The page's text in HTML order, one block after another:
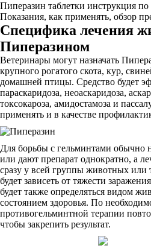
Пиперазин таблетки инструкция
Показания, как применять, обзор
Специфика лечения
Пиперазином
Ветеринары могут назначать
крупного рогатого скота, кур,
домашней птицы. Средство будет
параскаридоза, неоаскаридоза,
токсокароза, амидостамоза и
применять и в качестве
Для борьбы с гельминтами обычно
или дают препарат однократно, а
сразу у всей группы животных или
будет зависеть от тяжести
будет также определяться видом
состоянием здоровья. По
противогельминтной терапии
чтобы закрепить результат.